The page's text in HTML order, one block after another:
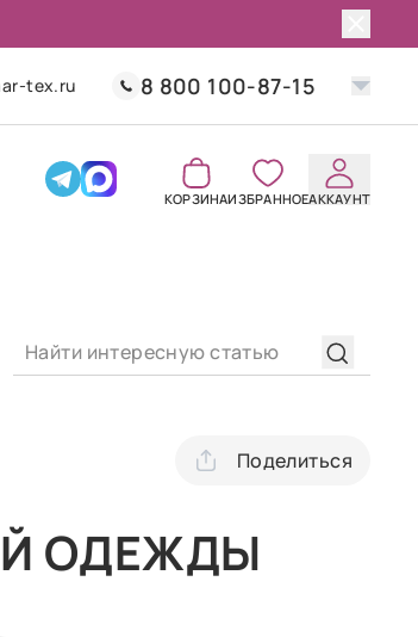
tex.ru 8 800 100-87-15
КОРЗИНАИЗБРАННОЕАККАУНТ
Поделиться
ОДЕЖДЫ